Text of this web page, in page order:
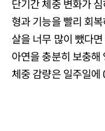
단기간 체중 변화가
형과 기능을 빨리 회
살을 너무 많이 뺐다
아연을 충분히 보충
체중 감량은 일주일